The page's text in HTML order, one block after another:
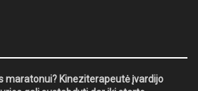
maratonui? Kineziterapeutė įvardijo